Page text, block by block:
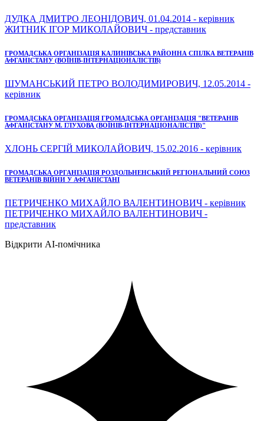
ДУДКА ДМИТРО ЛЕОНІДОВИЧ, 01.04.2014 - керівник
ЖИТНИК ІГОР МИКОЛАЙОВИЧ - представник
ГРОМАДСЬКА ОРГАНІЗАЦІЯ КАЛИНІВСЬКА РАЙОННА СПІЛКА ВЕТЕРАНІВ
АФГАНІСТАНУ (ВОЇНІВ-ІНТЕРНАЦІОНАЛІСТІВ)
ШУМАНСЬКИЙ ПЕТРО ВОЛОДИМИРОВИЧ, 12.05.2014 -
керівник
ГРОМАДСЬКА ОРГАНІЗАЦІЯ ГРОМАДСЬКА ОРГАНІЗАЦІЯ "ВЕТЕРАНІВ
АФГАНІСТАНУ М. ГЛУХОВА (ВОЇНІВ-ІНТЕРНАЦІОНАЛІСТІВ)"
ХЛОНЬ СЕРГІЙ МИКОЛАЙОВИЧ, 15.02.2016 - керівник
ГРОМАДСЬКА ОРГАНІЗАЦІЯ РОЗДОЛЬНЕНСЬКИЙ РЕГІОНАЛЬНИЙ СОЮЗ
ВЕТЕРАНІВ ВІЙНИ У АФГАНІСТАНІ
ПЕТРИЧЕНКО МИХАЙЛО ВАЛЕНТИНОВИЧ - керівник
ПЕТРИЧЕНКО МИХАЙЛО ВАЛЕНТИНОВИЧ -
представник
Відкрити AI-помічника